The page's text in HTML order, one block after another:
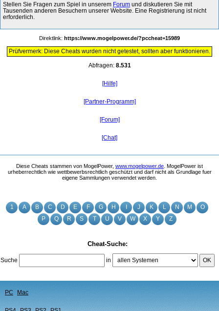
1 A B C D E F G H J K L N M
O
P
Q R S T U V W X Y Z
Cheat-Suche:
Suche in OK
PC Mac
Stellen Sie Fragen zum Spiel in unserem Forum und diskutieren Sie mit
Tausenden anderen Besuchern unserer Website. Eine Registrierung ist nicht
erforderlich.
Direktlink: https://www.mogelpower.de/?pccheat=15989
Prüfvermerk: Diese Cheats wurden nicht getestet, sollten aber funktionieren.
Abfragen: 8.531
[Hilfe]
[Partner-Programm]
[Forum]
[Chat]
Diese Cheats stammen von MogelPower, www.mogelpower.de . MogelPower ist
urheberrechtlich wie wettbewerbsrechtlich geschützt und darf nicht als Grundlage fuer
eigene Sammlungen verwendet werden.